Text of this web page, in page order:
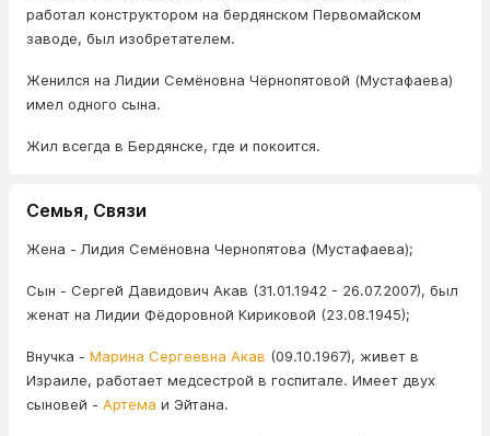
работал конструктором на бердянском Первомайском
заводе, был изобретателем.
Женился на Лидии Семёновна Чёрнопятовой (Мустафаева)
имел одного сына.
Жил всегда в Бердянске, где и покоится.
Семья, Связи
Жена - Лидия Семёновна Чернопятова (Мустафаева);
Сын - Сергей Давидович Акав (31.01.1942 - 26.07.2007), был
женат на Лидии Фёдоровной Кириковой (23.08.1945);
Внучка - Марина Сергеевна Акав (09.10.1967), живет в
Израиле, работает медсестрой в госпитале. Имеет двух
сыновей - Артема и Эйтана.